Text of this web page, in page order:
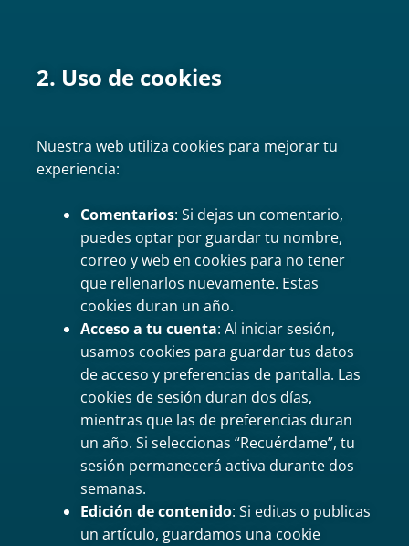
2. Uso de cookies
Nuestra web utiliza cookies para mejorar tu
experiencia:
Comentarios: Si dejas un comentario,
puedes optar por guardar tu nombre,
correo y web en cookies para no tener
que rellenarlos nuevamente. Estas
cookies duran un año.
Acceso a tu cuenta: Al iniciar sesión,
usamos cookies para guardar tus datos
de acceso y preferencias de pantalla. Las
cookies de sesión duran dos días,
mientras que las de preferencias duran
un año. Si seleccionas “Recuérdame”, tu
sesión permanecerá activa durante dos
semanas.
Edición de contenido: Si editas o publicas
un artículo, guardamos una cookie